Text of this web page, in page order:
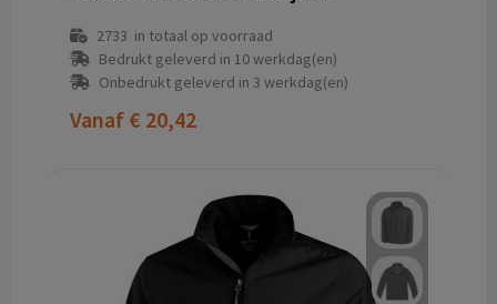
2733 in totaal op voorraad
Bedrukt geleverd in 10 werkdag(en)
Onbedrukt geleverd in 3 werkdag(en)
Vanaf € 20,42